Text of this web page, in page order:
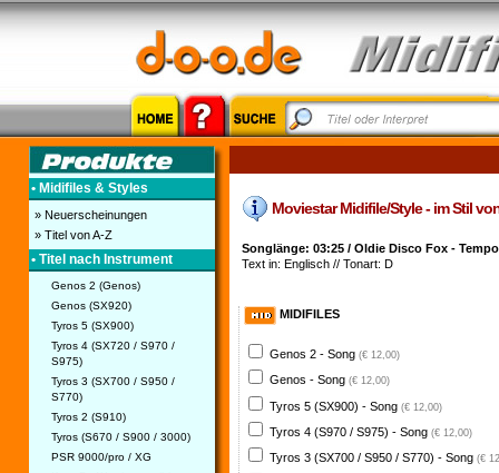
• Midifiles & Styles
» Neuerscheinungen
» Titel von A-Z
• Titel nach Instrument
Genos 2 (Genos)
Genos (SX920)
Tyros 5 (SX900)
Tyros 4 (SX720 / S970 /
S975)
Tyros 3 (SX700 / S950 /
S770)
Tyros 2 (S910)
Tyros (S670 / S900 / 3000)
PSR 9000/pro / XG
Moviestar Midifile/Style - im Stil
Songlänge: 03:25 / Oldie Disco Fox - Tempo
Text in: Englisch // Tonart: D
MIDIFILES
Genos 2 - Song (€ 12,00)
Genos - Song (€ 12,00)
Tyros 5 (SX900) - Song (€ 12,00)
Tyros 4 (S970 / S975) - Song (€ 12,00)
Tyros 3 (SX700 / S950 / S770) - Song (€